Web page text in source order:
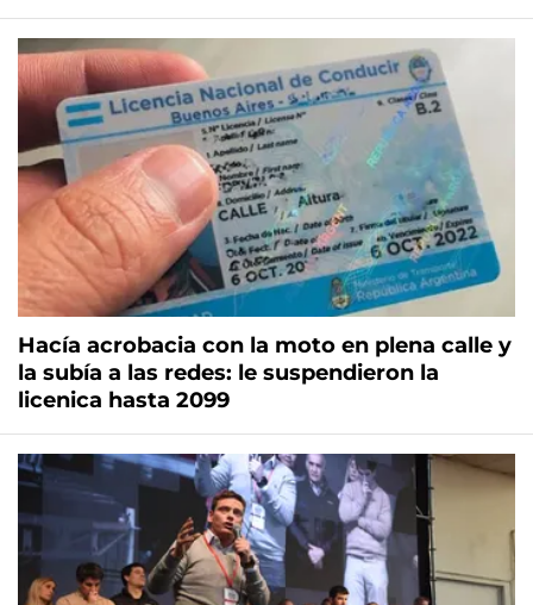
Hacía acrobacia con la moto en plena calle y
la subía a las redes: le suspendieron la
licenica hasta 2099